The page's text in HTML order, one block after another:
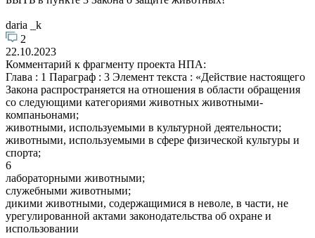
daria _k
2
22.10.2023
Комментарий к фрагменту проекта НПА:
Глава : 1 Параграф : 3 Элемент текста : «Действие настоящего
Закона распространяется на отношения в области обращения
со следующими категориями животных животными-
компаньонами;
животными, используемыми в культурной деятельности;
животными, используемыми в сфере физической культуры и
спорта;
6
лабораторными животными;
служебными животными;
дикими животными, содержащимися в неволе, в части, не
урегулированной актами законодательства об охране и
использовании